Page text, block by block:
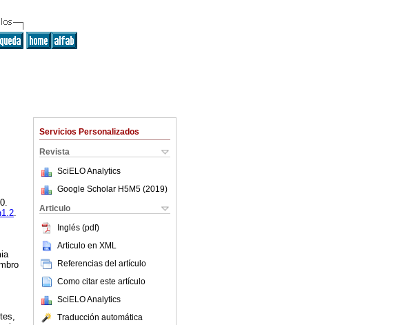
Servicios Personalizados
Revista
SciELO Analytics
Google Scholar H5M5 (2019)
Articulo
Inglés (pdf)
Articulo en XML
Referencias del artículo
Como citar este artículo
SciELO Analytics
Traducción automática
.